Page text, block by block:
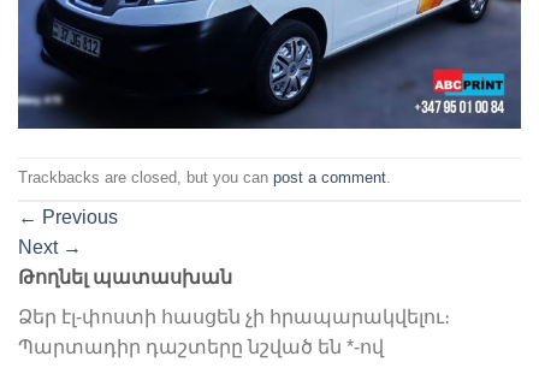
Trackbacks are closed, but you can post a comment.
← Previous
Next →
Թողնել պատասխան
Ձեր էլ-փոստի հասցեն չի հրապարակվելու։
Պարտադիր դաշտերը նշված են *-ով